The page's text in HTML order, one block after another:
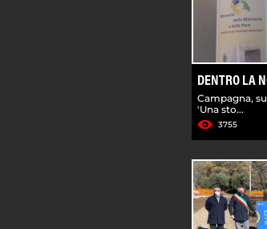
DENTRO LA
Campagna,
'Una sto...
3755